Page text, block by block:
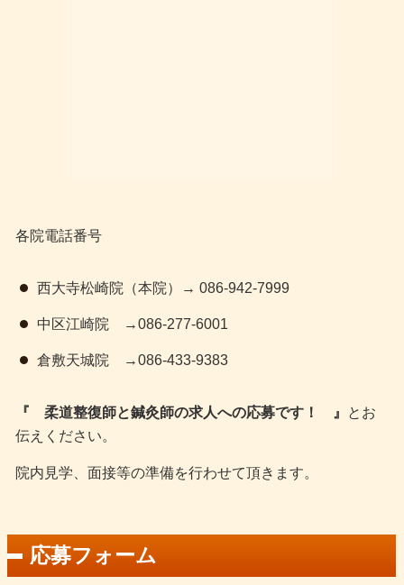
各院電話番号
西大寺松崎院（本院）→ 086‐942‐7999
中区江崎院 →086‐277-6001
倉敷天城院 →086-433-9383
『 柔道整復師と鍼灸師の求人への応募です！ 』
とお
伝えください。
院内見学、面接等の準備を行わせて頂きます。
応募フォーム